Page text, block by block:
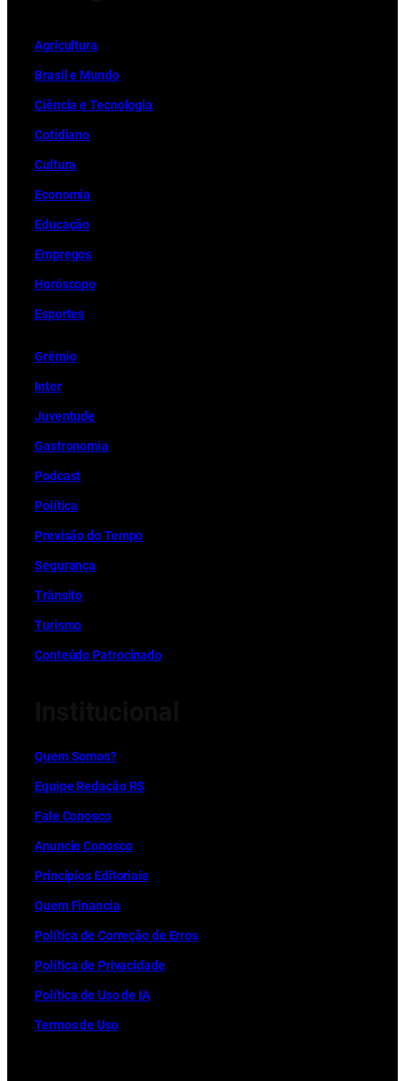
Agricultura
Brasil e Mundo
Ciência e Tecnologia
Cotidiano
Cultura
Economia
Educação
Empregos
Horóscopo
Esportes
Grêmio
Inter
Juventude
Gastronomia
Podcast
Política
Previsão do Tempo
Segurança
Trânsito
Turismo
Conteúdo Patrocinado
Quem Somos?
Equipe Redação RS
Fale Conosco
Anuncie Conosco
Princípios Editoriais
Quem Financia
Política de Correção de Erros
Política de Privacidade
Política de Uso de IA
Termos de Uso